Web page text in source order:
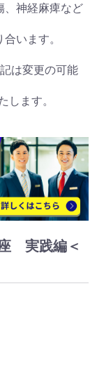
神経麻痺など
います。
は変更の可能
ます。
実践編＜